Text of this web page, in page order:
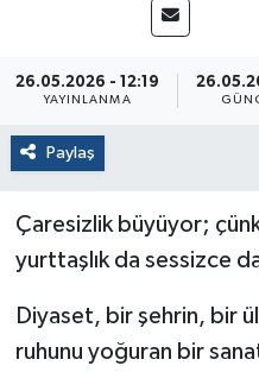
26.05.2026 - 12:19
YAYINLANMA
Paylaş
Çaresizlik büyüyor;
yurttaşlık da sessizce
Diyaset, bir şehrin, bir
ruhunu yoğuran bir
Çevre - İklim
Dünya
Kültür - Sanat
Magazin
Sağlık
Tüm Manşetler
Son Dakika